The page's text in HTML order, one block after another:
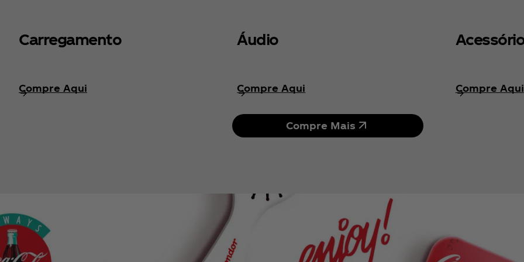
Carregamento
Compre Aqui
Áudio
Compre Aqui Compre Aqui
Compre Mais